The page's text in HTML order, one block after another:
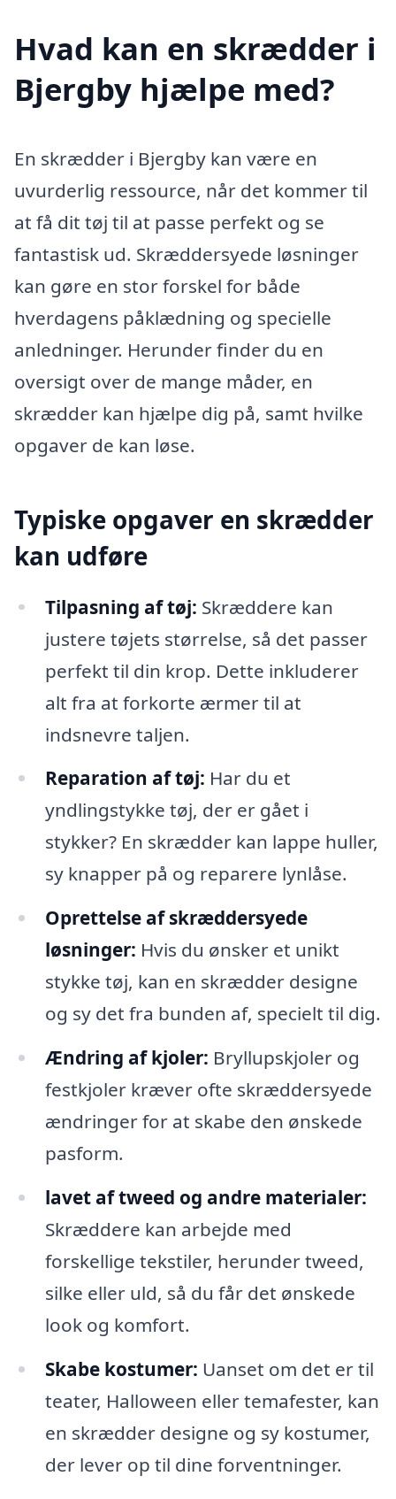
Hvad kan en skrædder i
Bjergby hjælpe med?
En skrædder i Bjergby kan være en
uvurderlig ressource, når det kommer til
at få dit tøj til at passe perfekt og se
fantastisk ud. Skræddersyede løsninger
kan gøre en stor forskel for både
hverdagens påklædning og specielle
anledninger. Herunder finder du en
oversigt over de mange måder, en
skrædder kan hjælpe dig på, samt hvilke
opgaver de kan løse.
Typiske opgaver en skrædder
kan udføre
Tilpasning af tøj: Skræddere kan
justere tøjets størrelse, så det passer
perfekt til din krop. Dette inkluderer
alt fra at forkorte ærmer til at
indsnevre taljen.
Reparation af tøj: Har du et
yndlingstykke tøj, der er gået i
stykker? En skrædder kan lappe huller,
sy knapper på og reparere lynlåse.
Oprettelse af skræddersyede
løsninger: Hvis du ønsker et unikt
stykke tøj, kan en skrædder designe
og sy det fra bunden af, specielt til dig.
Ændring af kjoler: Bryllupskjoler og
festkjoler kræver ofte skræddersyede
ændringer for at skabe den ønskede
pasform.
lavet af tweed og andre materialer:
Skræddere kan arbejde med
forskellige tekstiler, herunder tweed,
silke eller uld, så du får det ønskede
look og komfort.
Skabe kostumer: Uanset om det er til
teater, Halloween eller temafester, kan
en skrædder designe og sy kostumer,
der lever op til dine forventninger.